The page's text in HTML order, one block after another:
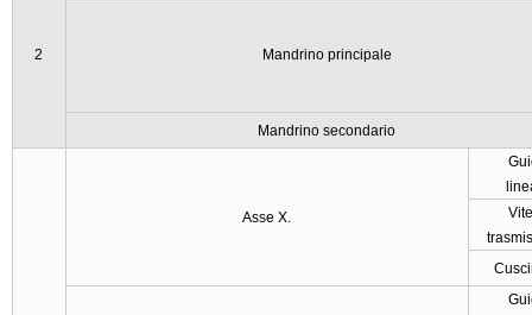
2 Mandrino principale
Mandrino secondario
Asse X.